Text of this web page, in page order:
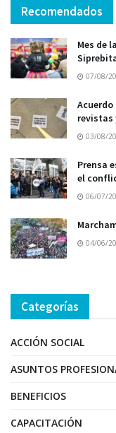
Recomendados
Mes de
07/08/
revistas
03/08/
Prensa
el
06/07/
04/06/
Categorías
ACCIÓN SOCIAL
ASUNTOS
BENEFICIOS
CAPACITACIÓN